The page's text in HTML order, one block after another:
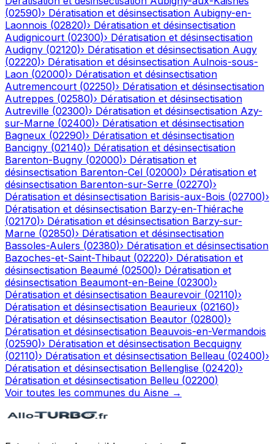
(02590)› Dératisation et désinsectisation Aubigny-en-
Laonnois (02820)› Dératisation et désinsectisation
Audignicourt (02300)› Dératisation et désinsectisation
Audigny (02120)› Dératisation et désinsectisation Augy
(02220)› Dératisation et désinsectisation Aulnois-sous-
Laon (02000)› Dératisation et désinsectisation
Autremencourt (02250)› Dératisation et désinsectisation
Autreppes (02580)› Dératisation et désinsectisation
Autreville (02300)› Dératisation et désinsectisation Azy-
sur-Marne (02400)› Dératisation et désinsectisation
Bagneux (02290)› Dératisation et désinsectisation
Bancigny (02140)› Dératisation et désinsectisation
Barenton-Bugny (02000)› Dératisation et
désinsectisation Barenton-Cel (02000)› Dératisation et
désinsectisation Barenton-sur-Serre (02270)›
Dératisation et désinsectisation Barisis-aux-Bois (02700)›
Dératisation et désinsectisation Barzy-en-Thiérache
(02170)› Dératisation et désinsectisation Barzy-sur-
Marne (02850)› Dératisation et désinsectisation
Bassoles-Aulers (02380)› Dératisation et désinsectisation
Bazoches-et-Saint-Thibaut (02220)› Dératisation et
désinsectisation Beaumé (02500)› Dératisation et
désinsectisation Beaumont-en-Beine (02300)›
Dératisation et désinsectisation Beaurevoir (02110)›
Dératisation et désinsectisation Beaurieux (02160)›
Dératisation et désinsectisation Beautor (02800)›
Dératisation et désinsectisation Beauvois-en-Vermandois
(02590)› Dératisation et désinsectisation Becquigny
(02110)› Dératisation et désinsectisation Belleau (02400)›
Dératisation et désinsectisation Bellenglise (02420)›
Dératisation et désinsectisation Belleu (02200)
Voir toutes les communes du Aisne →